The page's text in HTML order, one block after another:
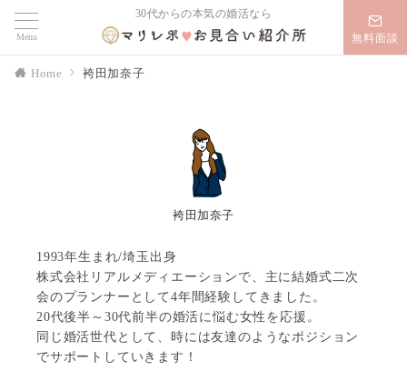
Menu
30代からの本気の婚活なら
無料面談
Home 袴田加奈子
袴田加奈子
1993年生まれ/埼玉出身
株式会社リアルメディエーションで、主に結婚式二次
会のプランナーとして4年間経験してきました。
20代後半～30代前半の婚活に悩む女性を応援。
同じ婚活世代として、時には友達のようなポジション
でサポートしていきます！